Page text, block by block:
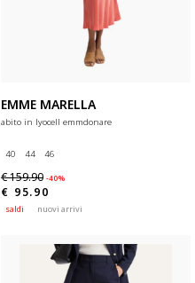
EMME MARELLA
abito in lyocell emmdonare
40 44 46
€ 159.90 -40%
€ 95.90
saldi nuovi arrivi